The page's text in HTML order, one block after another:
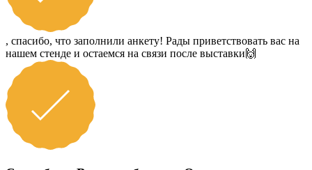
, спасибо, что заполнили анкету! Рады приветствовать вас на
нашем стенде и остаемся на связи после выставки🙌